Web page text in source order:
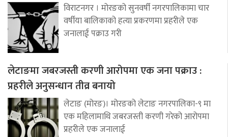
विराटनगर । मोरङको सुनवर्षी नगरपालिकामा चार
वर्षीया बालिकाको हत्या प्रकरणमा प्रहरीले एक
जनालाई पक्राउ गरी
लेटाङमा जबरजस्ती करणी आरोपमा एक जना पक्राउ :
प्रहरीले अनुसन्धान तीव्र बनायो
लेटाङ (मोरङ)। मोरङको लेटाङ नगरपालिका-९ मा
एक महिलामाथि जबरजस्ती करणी गरेको आरोपमा
प्रहरीले एक जनालाई